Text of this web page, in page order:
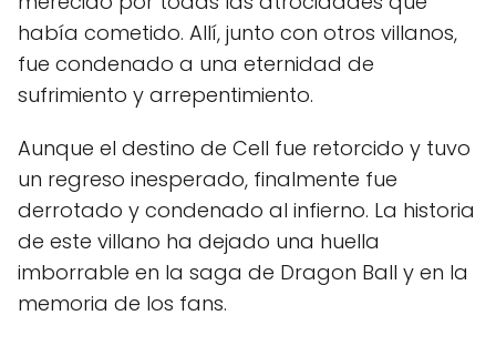
había cometido. Allí, junto con otros villanos,
fue condenado a una eternidad de
sufrimiento y arrepentimiento.
Aunque el destino de Cell fue retorcido y tuvo
un regreso inesperado, finalmente fue
derrotado y condenado al infierno. La historia
de este villano ha dejado una huella
imborrable en la saga de Dragon Ball y en la
memoria de los fans.